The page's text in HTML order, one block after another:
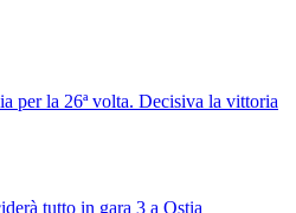
per la 26ª volta. Decisiva la vittoria
tutto in gara 3 a Ostia